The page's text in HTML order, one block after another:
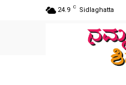
24.9 C Sidlaghatta